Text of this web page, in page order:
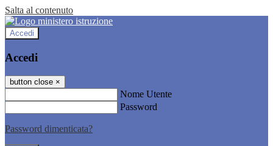
Salta al contenuto
Accedi
Accedi
button close ×
Nome Utente
Password
Password dimenticata?